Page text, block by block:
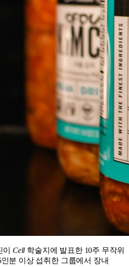
Cell 학술지에 발표한 10주 무작위
분 이상 섭취한 그룹에서 장내